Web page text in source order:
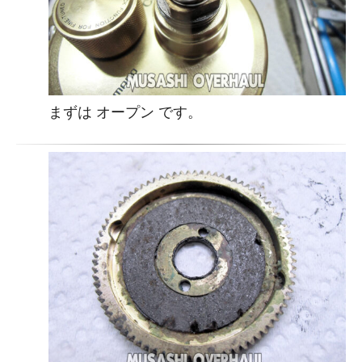
まずは オープン です。